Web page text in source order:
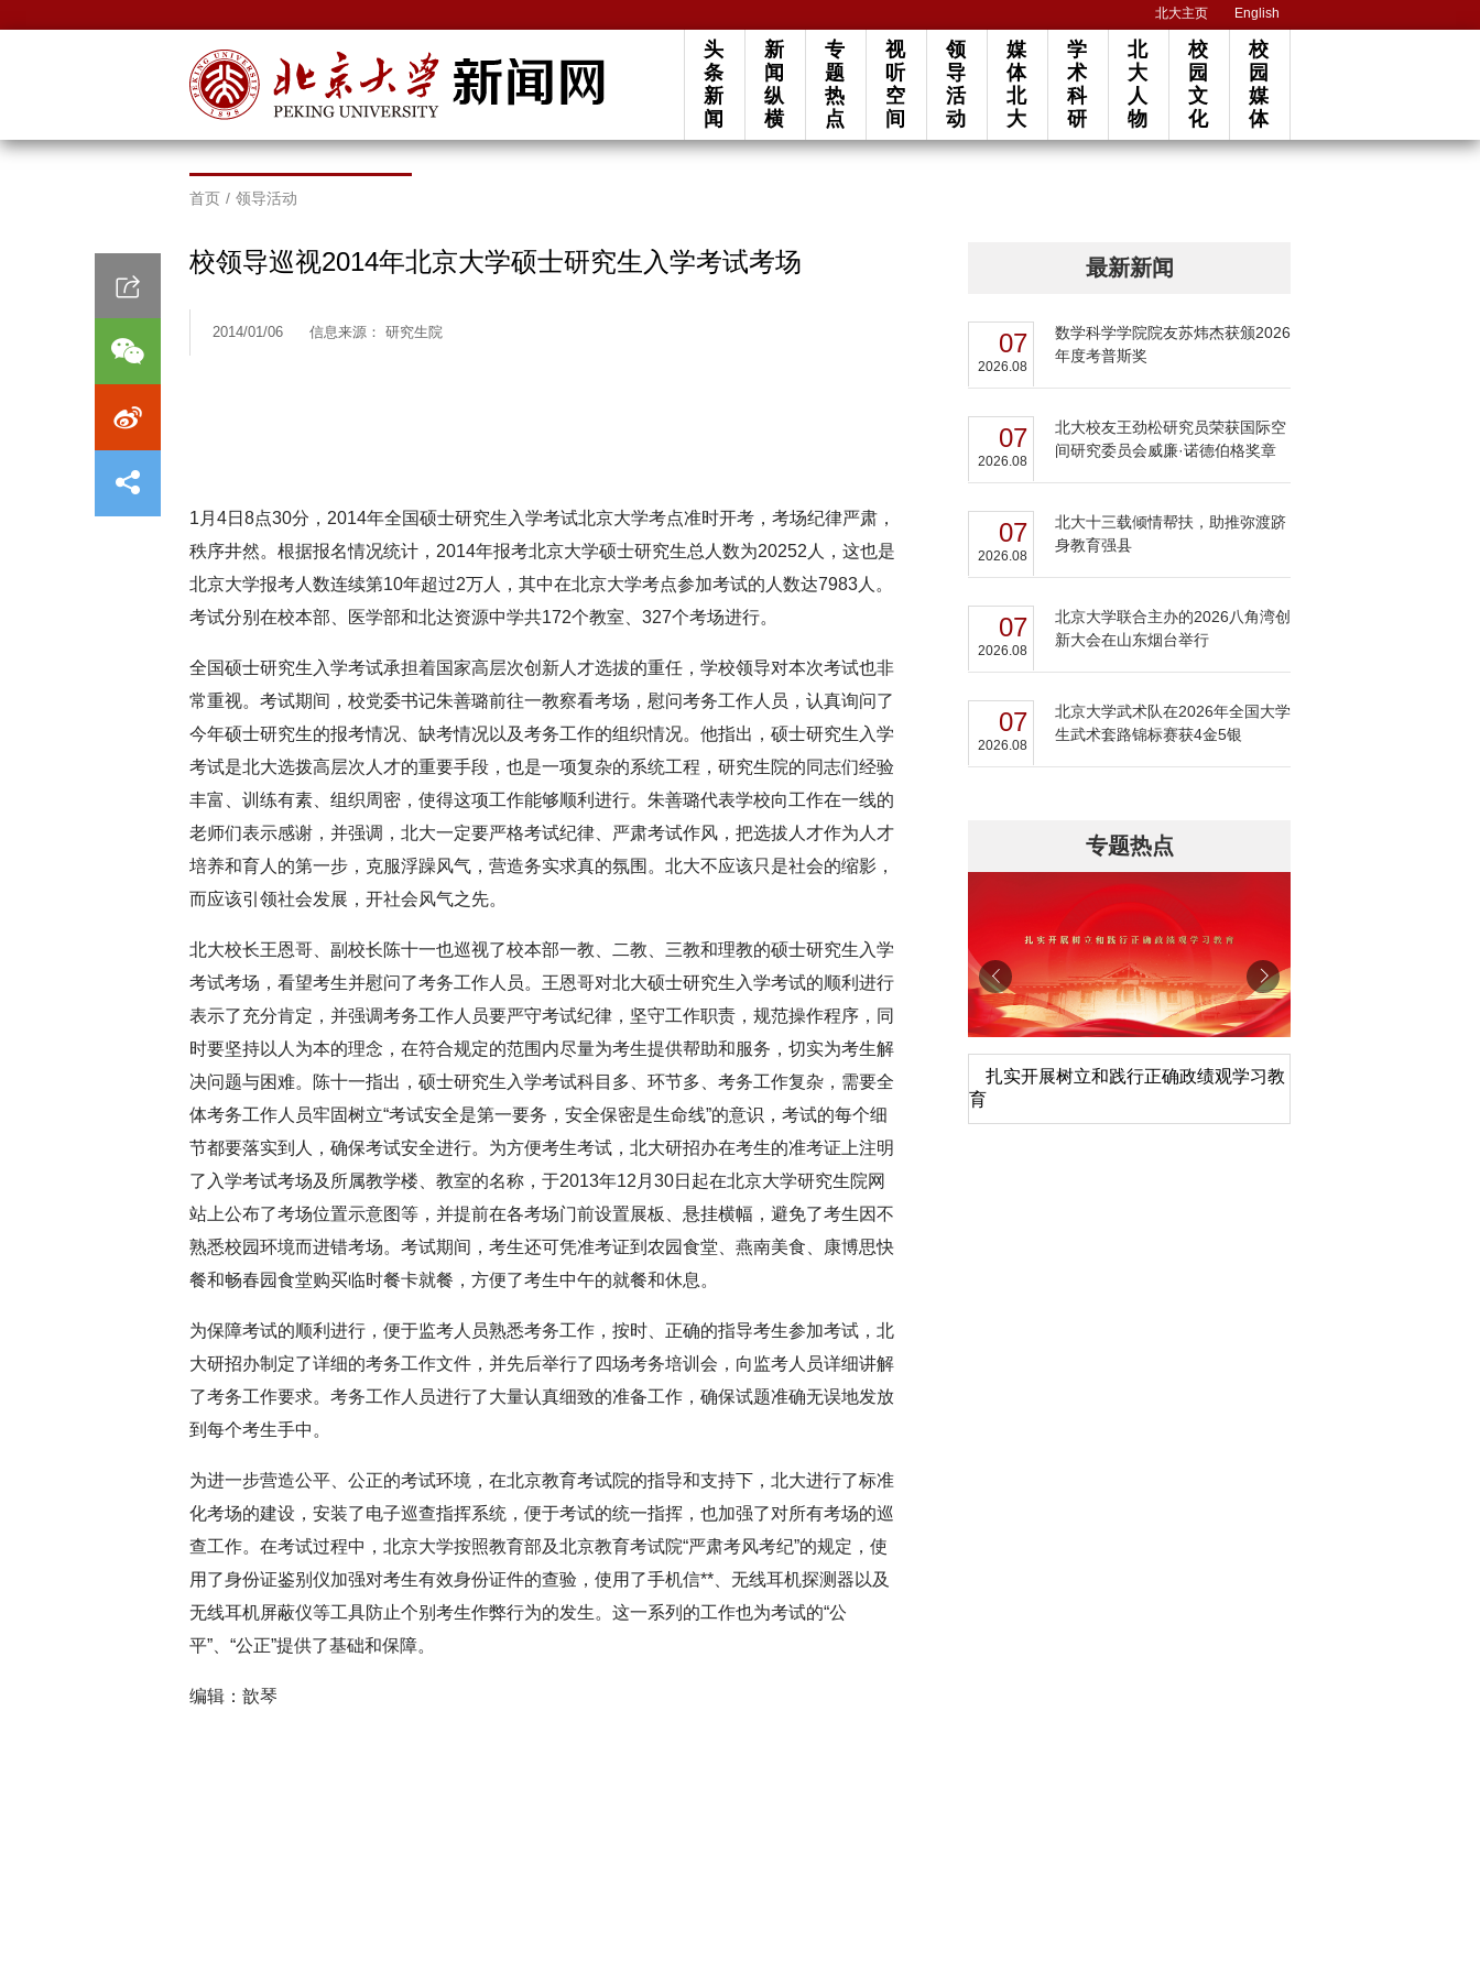
北大主页 English
头
条
新
闻
新
闻
纵
横
专
题
热
点
视
听
空
间
领
导
活
动
媒
体
北
大
学
术
科
研
北
大
人
物
校
园
文
化
校
园
媒
体
首页 / 领导活动
校领导巡视2014年北京大学硕士研究生入学考试考场
2014/01/06 信息来源： 研究生院
1月4日8点30分，2014年全国硕士研究生入学考试北京大学考点准时开考，考场纪律严肃，
秩序井然。根据报名情况统计，2014年报考北京大学硕士研究生总人数为20252人，这也是
北京大学报考人数连续第10年超过2万人，其中在北京大学考点参加考试的人数达7983人。
考试分别在校本部、医学部和北达资源中学共172个教室、327个考场进行。
全国硕士研究生入学考试承担着国家高层次创新人才选拔的重任，学校领导对本次考试也非
常重视。考试期间，校党委书记朱善璐前往一教察看考场，慰问考务工作人员，认真询问了
今年硕士研究生的报考情况、缺考情况以及考务工作的组织情况。他指出，硕士研究生入学
考试是北大选拨高层次人才的重要手段，也是一项复杂的系统工程，研究生院的同志们经验
丰富、训练有素、组织周密，使得这项工作能够顺利进行。朱善璐代表学校向工作在一线的
老师们表示感谢，并强调，北大一定要严格考试纪律、严肃考试作风，把选拔人才作为人才
培养和育人的第一步，克服浮躁风气，营造务实求真的氛围。北大不应该只是社会的缩影，
而应该引领社会发展，开社会风气之先。
北大校长王恩哥、副校长陈十一也巡视了校本部一教、二教、三教和理教的硕士研究生入学
考试考场，看望考生并慰问了考务工作人员。王恩哥对北大硕士研究生入学考试的顺利进行
表示了充分肯定，并强调考务工作人员要严守考试纪律，坚守工作职责，规范操作程序，同
时要坚持以人为本的理念，在符合规定的范围内尽量为考生提供帮助和服务，切实为考生解
决问题与困难。陈十一指出，硕士研究生入学考试科目多、环节多、考务工作复杂，需要全
体考务工作人员牢固树立“考试安全是第一要务，安全保密是生命线”的意识，考试的每个细
节都要落实到人，确保考试安全进行。为方便考生考试，北大研招办在考生的准考证上注明
了入学考试考场及所属教学楼、教室的名称，于2013年12月30日起在北京大学研究生院网
站上公布了考场位置示意图等，并提前在各考场门前设置展板、悬挂横幅，避免了考生因不
熟悉校园环境而进错考场。考试期间，考生还可凭准考证到农园食堂、燕南美食、康博思快
餐和畅春园食堂购买临时餐卡就餐，方便了考生中午的就餐和休息。
为保障考试的顺利进行，便于监考人员熟悉考务工作，按时、正确的指导考生参加考试，北
大研招办制定了详细的考务工作文件，并先后举行了四场考务培训会，向监考人员详细讲解
了考务工作要求。考务工作人员进行了大量认真细致的准备工作，确保试题准确无误地发放
到每个考生手中。
为进一步营造公平、公正的考试环境，在北京教育考试院的指导和支持下，北大进行了标准
化考场的建设，安装了电子巡查指挥系统，便于考试的统一指挥，也加强了对所有考场的巡
查工作。在考试过程中，北京大学按照教育部及北京教育考试院“严肃考风考纪”的规定，使
用了身份证鉴别仪加强对考生有效身份证件的查验，使用了手机信**、无线耳机探测器以及
无线耳机屏蔽仪等工具防止个别考生作弊行为的发生。这一系列的工作也为考试的“公
平”、“公正”提供了基础和保障。
编辑：歆琴
最新新闻
07
2026.08
数学科学学院院友苏炜杰获颁2026
年度考普斯奖
07
2026.08
北大校友王劲松研究员荣获国际空
间研究委员会威廉·诺德伯格奖章
07
2026.08
北大十三载倾情帮扶，助推弥渡跻
身教育强县
07
2026.08
北京大学联合主办的2026八角湾创
新大会在山东烟台举行
07
2026.08
北京大学武术队在2026年全国大学
生武术套路锦标赛获4金5银
专题热点
深切缅怀李政道先生
扎实开展树立和践行正确政绩观学习教
育